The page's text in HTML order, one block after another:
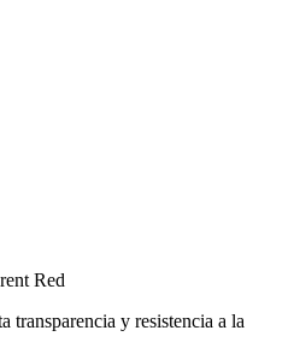
Red
transparencia y resistencia a la